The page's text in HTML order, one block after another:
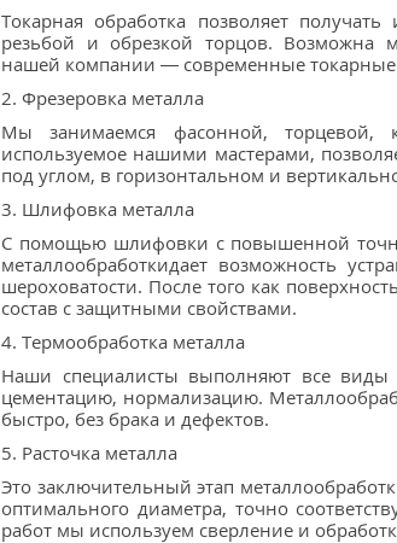
Токарная обработка позволяет
резьбой и обрезкой торцов. Возможна
нашей компании — современные токарные
2. Фрезеровка металла
Мы занимаемся фасонной, торцевой,
используемое нашими мастерами,
под углом, в горизонтальном и
3. Шлифовка металла
С помощью шлифовки с повышенной
металлообработкидает возможность
шероховатости. После того как
состав с защитными свойствами.
4. Термообработка металла
Наши специалисты выполняют все виды
цементацию, нормализацию.
быстро, без брака и дефектов.
5. Расточка металла
Это заключительный этап
оптимального диаметра, точно
работ мы используем сверление и